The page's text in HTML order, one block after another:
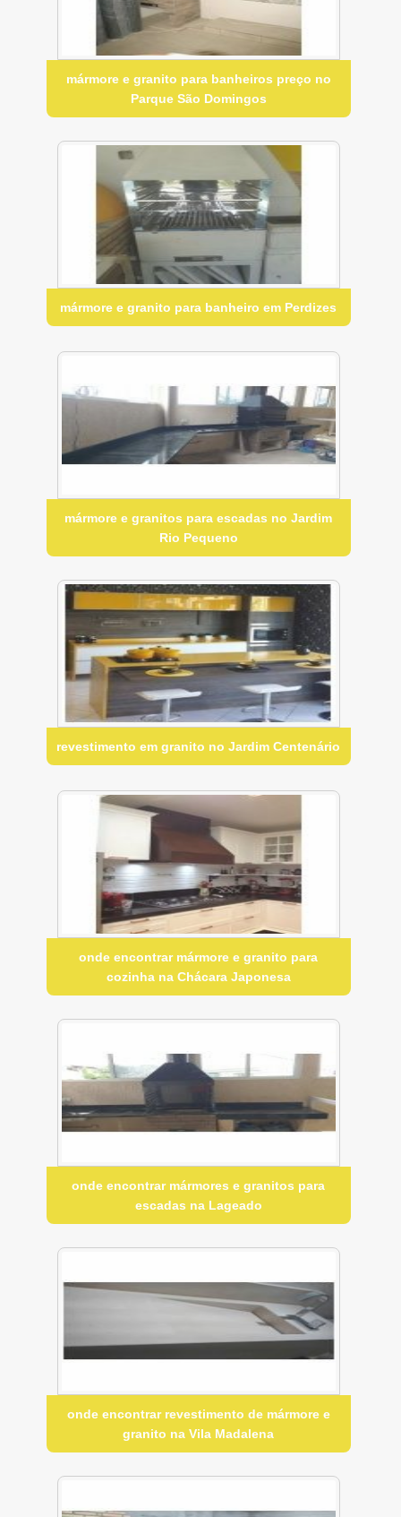
mármore e granito para banheiros preço no
Parque São Domingos
mármore e granito para banheiro em Perdizes
mármore e granitos para escadas no Jardim
Rio Pequeno
revestimento em granito no Jardim Centenário
onde encontrar mármore e granito para
cozinha na Chácara Japonesa
onde encontrar mármores e granitos para
escadas na Lageado
onde encontrar revestimento de mármore e
granito na Vila Madalena